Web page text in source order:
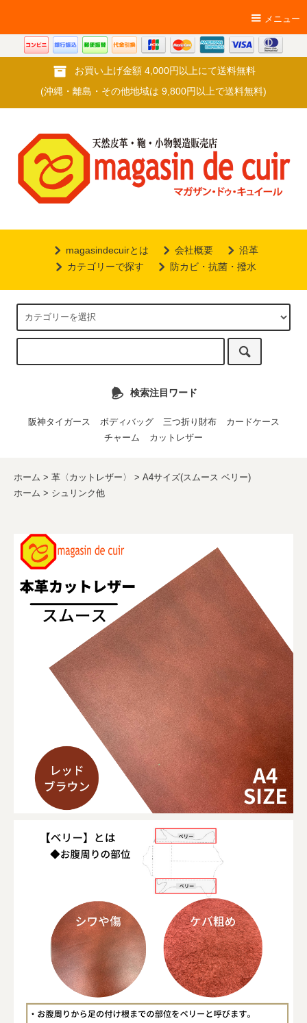
メニュー
お買い上げ金額 4,000円以上にて送料無料
(沖縄・離島・その他地域は 9,800円以上で送料無料)
magasindecuirとは 会社概要
沿革
カテゴリーで探す
防カビ・抗菌・撥水
検索注目ワード
阪神タイガース ボディバッグ 三つ折り財布
カードケース
チャーム
カットレザー
ホーム > 革〈カットレザー〉 > A4サイズ(スムース ベリー)
ホーム > シュリンク他